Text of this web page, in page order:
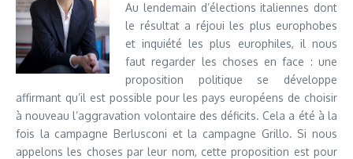
Au lendemain d’élections italiennes dont
le résultat a réjoui les plus europhobes
et inquiété les plus europhiles, il nous
faut regarder les choses en face : une
proposition politique se développe
affirmant qu’il est possible pour les pays européens de choisir
à nouveau l’aggravation volontaire des déficits. Cela a été à la
fois la campagne Berlusconi et la campagne Grillo. Si nous
appelons les choses par leur nom, cette proposition est pour